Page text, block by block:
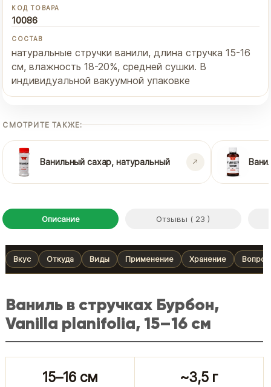
КОД ТОВАРА
10086
СОСТАВ
натуральные стручки ванили, длина стручка 15-16
см, влажность 18-20%, средней сушки. В
индивидуальной вакуумной упаковке
СМОТРИТЕ ТАКЖЕ:
Ванильный сахар, натуральный
Описание Отзывы ( 23 )
Вкус Откуда Виды Применение Хранение
Ваниль в стручках Бурбон,
Vanilla planifolia, 15–16 см
15–16 см ~3,5 г